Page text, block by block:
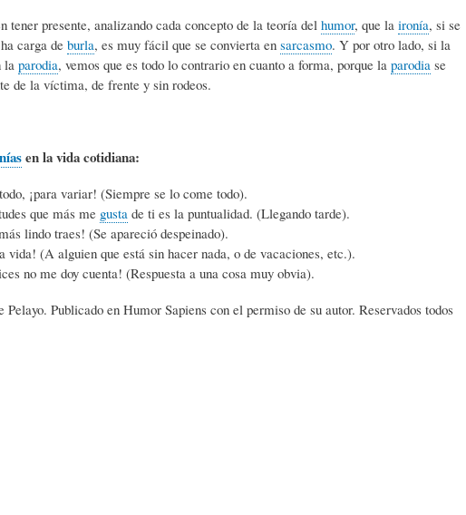
M
O
D
E
L
A
U
M
O
tener presente, analizando cada concepto de la teoría del humor, que la ironía, si se
carga deburla, es muy fácil que se convierta en sarcasmo. Y por otro lado, si la
la parodia, vemos que es todo lo contrario en cuanto a forma, porque la parodia se
de la víctima, de frente y sin rodeos.
en la vida cotidiana:
¡para variar! (Siempre se lo come todo).
que más me gusta de ti es la puntualidad. (Llegando tarde).
lindo traes! (Se apareció despeinado).
vida! (A alguien que está sin hacer nada, o de vacaciones, etc.).
no me doy cuenta! (Respuesta a una cosa muy obvia).
Publicado en Humor Sapiens con el permiso de su autor. Reservados todos